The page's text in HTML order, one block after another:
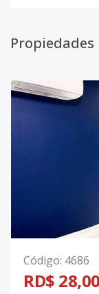
Propiedades
Código: 4686
RD$